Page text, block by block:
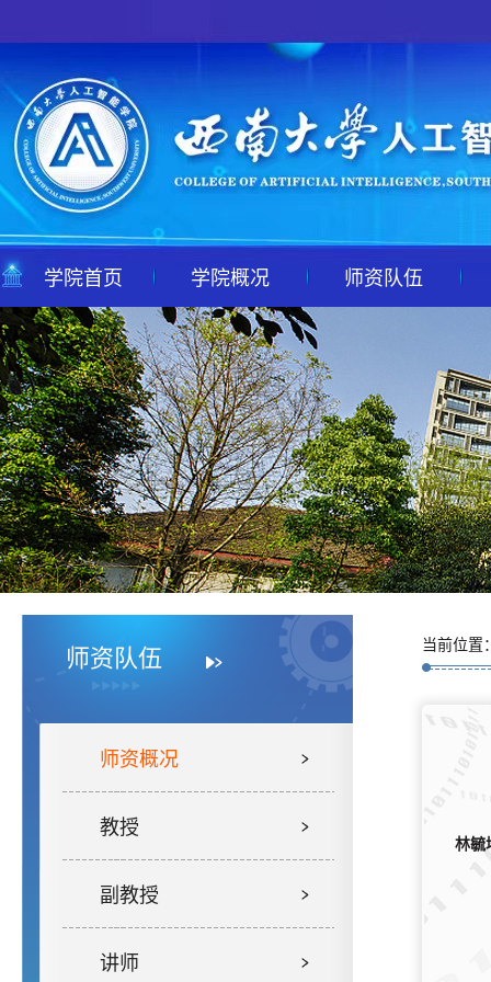
学院首页 学院概况 师资队伍
师资队伍
师资概况
教授
副教授
讲师
当前位置
林毓